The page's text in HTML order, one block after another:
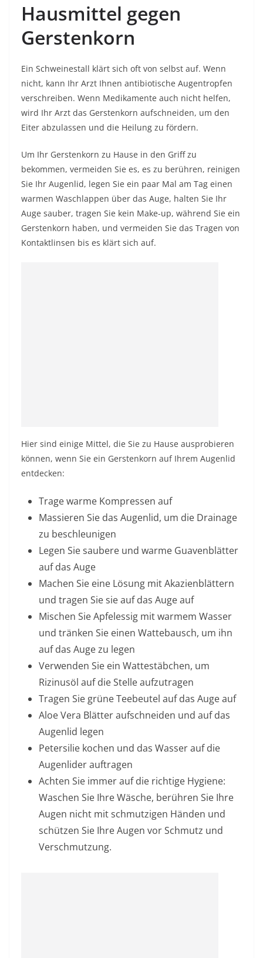
Hausmittel gegen
Gerstenkorn
Ein Schweinestall klärt sich oft von selbst auf. Wenn
nicht, kann Ihr Arzt Ihnen antibiotische Augentropfen
verschreiben. Wenn Medikamente auch nicht helfen,
wird Ihr Arzt das Gerstenkorn aufschneiden, um den
Eiter abzulassen und die Heilung zu fördern.
Um Ihr Gerstenkorn zu Hause in den Griff zu
bekommen, vermeiden Sie es, es zu berühren, reinigen
Sie Ihr Augenlid, legen Sie ein paar Mal am Tag einen
warmen Waschlappen über das Auge, halten Sie Ihr
Auge sauber, tragen Sie kein Make-up, während Sie ein
Gerstenkorn haben, und vermeiden Sie das Tragen von
Kontaktlinsen bis es klärt sich auf.
Hier sind einige Mittel, die Sie zu Hause ausprobieren
können, wenn Sie ein Gerstenkorn auf Ihrem Augenlid
entdecken:
Trage warme Kompressen auf
Massieren Sie das Augenlid, um die Drainage
zu beschleunigen
Legen Sie saubere und warme Guavenblätter
auf das Auge
Machen Sie eine Lösung mit Akazienblättern
und tragen Sie sie auf das Auge auf
Mischen Sie Apfelessig mit warmem Wasser
und tränken Sie einen Wattebausch, um ihn
auf das Auge zu legen
Verwenden Sie ein Wattestäbchen, um
Rizinusöl auf die Stelle aufzutragen
Tragen Sie grüne Teebeutel auf das Auge auf
Aloe Vera Blätter aufschneiden und auf das
Augenlid legen
Petersilie kochen und das Wasser auf die
Augenlider auftragen
Achten Sie immer auf die richtige Hygiene:
Waschen Sie Ihre Wäsche, berühren Sie Ihre
Augen nicht mit schmutzigen Händen und
schützen Sie Ihre Augen vor Schmutz und
Verschmutzung.